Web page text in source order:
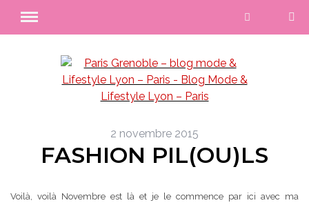
2 novembre 2015
FASHION PIL(OU)LS
Voilà, voilà Novembre est là et je le commence par ici avec ma